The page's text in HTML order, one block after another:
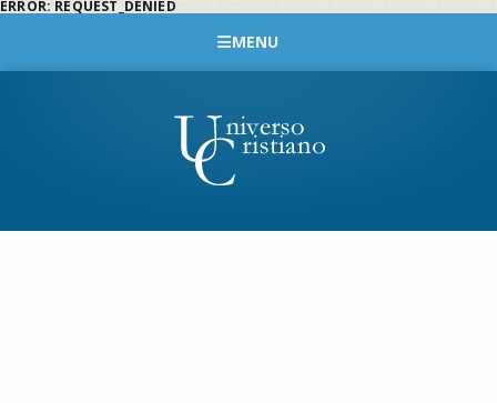
ERROR: REQUEST_DENIED
MENU